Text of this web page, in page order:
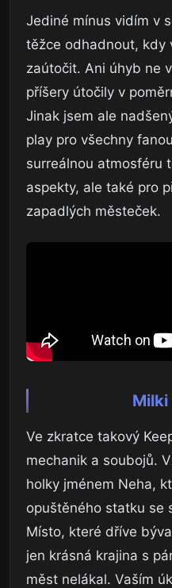
Jediné mínus vidím v
těžce odhadnout, kdy
zaútočit. Ani úhyb ne
příšery útočily v
Jinak jsem ale
play pro všechny
surreálnou atmosféru
aspekty, ale také pro
zapadlých městeček.
Milki
Ve zkratce takový
mechanik a soubojů.
holky jménem Neha,
opuštěného statku se
Místo, které dříve
jen krásná krajina s
měst nelákal. Vaším